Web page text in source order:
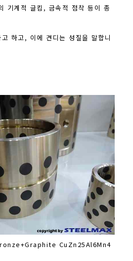
기계적 글킴, 금속적 점착 등이 종
하고, 이에 견디는 성질을 말합니
CuZn25Al6Mn4